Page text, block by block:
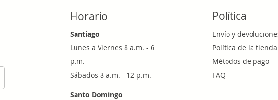
Horario
Santiago
Lunes a Viernes 8 a.m. - 6
p.m.
Sábados 8 a.m. - 12 p.m.
Santo Domingo
Política
Envío y
Política de la tienda
Métodos de pago
FAQ